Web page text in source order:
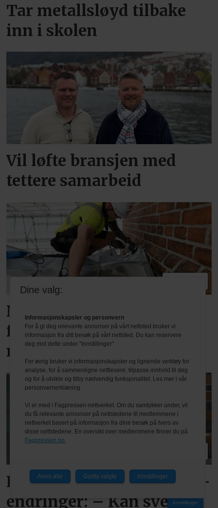
Tar metallsløyd tilbake
inn i skolen
Vil løfte bransjen med
tettere samarbeid
Nesten halvparten
forventer nedgang det
neste halvåret
Reagerer på varslede TEK-
endringer: – Kan svekke
Innstillinger
Dine valg:
Informasjonskapsler og personvern
For å gi deg relevante annonser på vårt nettsted bruker vi
informasjon fra ditt besøk på vårt nettsted. Du kan reservere
deg mot dette under "Innstillinger".
For øvrig bruker vi informasjonskapsler og lignende verktøy for
analyse, for å sammenligne nettlesere, tilpasse innhold til deg
og for å utvikle og tilby nødvendig funksjonalitet. Les mer i vår
personvernerklæring.
Vi er med i Fagpressen-nettverket. Om du samtykker under, vil
du få relevante annonser på nettstedene til medlemmene i
nettverket basert på informasjon fra dine besøk på tvers av
disse nettstedene. En oversikt over medlemmene finner du på
Fagpressen.no.
Avvis alle Godta valgte Innstillinger